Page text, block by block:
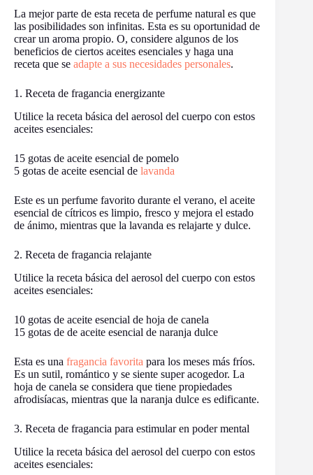
La mejor parte de esta receta de perfume natural es que
las posibilidades son infinitas. Esta es su oportunidad de
crear un aroma propio. O, considere algunos de los
beneficios de ciertos aceites esenciales y haga una
receta que se adapte a sus necesidades personales.
1. Receta de fragancia energizante
Utilice la receta básica del aerosol del cuerpo con estos
aceites esenciales:
15 gotas de aceite esencial de pomelo
5 gotas de aceite esencial de lavanda
Este es un perfume favorito durante el verano, el aceite
esencial de cítricos es limpio, fresco y mejora el estado
de ánimo, mientras que la lavanda es relajarte y dulce.
2. Receta de fragancia relajante
Utilice la receta básica del aerosol del cuerpo con estos
aceites esenciales:
10 gotas de aceite esencial de hoja de canela
15 gotas de de aceite esencial de naranja dulce
Esta es una fragancia favorita para los meses más fríos.
Es un sutil, romántico y se siente super acogedor. La
hoja de canela se considera que tiene propiedades
afrodisíacas, mientras que la naranja dulce es edificante.
3. Receta de fragancia para estimular en poder mental
Utilice la receta básica del aerosol del cuerpo con estos
aceites esenciales: